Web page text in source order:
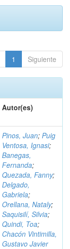
1 Siguiente
Autor(es)
Pinos, Juan; Puig
Ventosa, Ignasi;
Banegas,
Fernanda;
Quezada, Fanny;
Delgado,
Gabriela;
Orellana, Nataly;
Saquisilí, Silvia;
Quindi, Toa;
Chacón Vintimilla,
Gustavo Javier